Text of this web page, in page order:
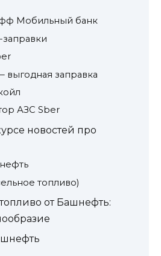
Мобильный банк
выгодная заправка
АЗС Sber
новостей про
топливо)
от Башнефть: